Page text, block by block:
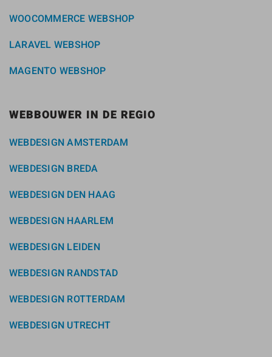
WOOCOMMERCE WEBSHOP
LARAVEL WEBSHOP
MAGENTO WEBSHOP
WEBBOUWER IN DE REGIO
WEBDESIGN AMSTERDAM
WEBDESIGN BREDA
WEBDESIGN DEN HAAG
WEBDESIGN HAARLEM
WEBDESIGN LEIDEN
WEBDESIGN RANDSTAD
WEBDESIGN ROTTERDAM
WEBDESIGN UTRECHT